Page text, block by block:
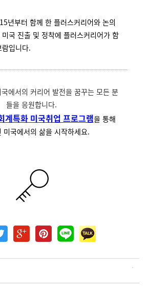
년부터 함께 한 플러스커리어와 논의
국 진출 및 정착에 플러스커리어가 함
입니다.
에서의 커리어 발전을 꿈꾸는 모든 분
들을 응원합니다.
계특화 미국취업 프로그램을 통해
미국에서의 삶을 시작하세요.